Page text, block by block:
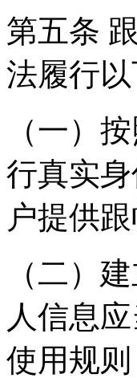
第五条
法履行以
（一）
行真实
户提供跟
（二）
人信息
使用规